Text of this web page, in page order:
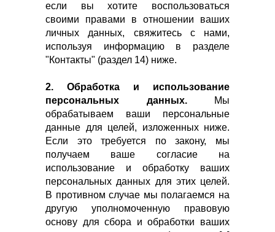
если вы хотите воспользоваться
своими правами в отношении ваших
личных данных, свяжитесь с нами,
используя информацию в разделе
"Контакты" (раздел 14) ниже.
2. Обработка и использование
персональных данных.Мы
обрабатываем ваши персональные
данные для целей, изложенных ниже.
Если это требуется по закону, мы
получаем ваше согласие на
использование и обработку ваших
персональных данных для этих целей.
В противном случае мы полагаемся на
другую уполномоченную правовую
основу для сбора и обработки ваших